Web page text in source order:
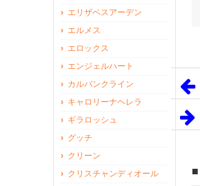
エリザベスアーデン
エルメス
エロックス
エンジェルハート
カルバンクライン
キャロリーナヘレラ
ギラロッシュ
グッチ
クリーン
クリスチャンディオール